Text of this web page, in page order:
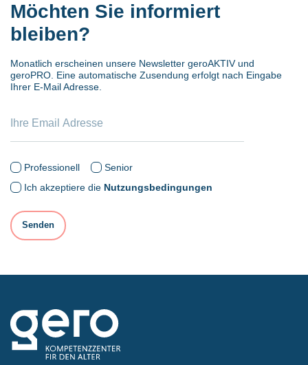
Möchten Sie informiert
bleiben?
Monatlich erscheinen unsere Newsletter geroAKTIV und
geroPRO. Eine automatische Zusendung erfolgt nach Eingabe
Ihrer E-Mail Adresse.
Professionell
Senior
Ich akzeptiere die Nutzungsbedingungen